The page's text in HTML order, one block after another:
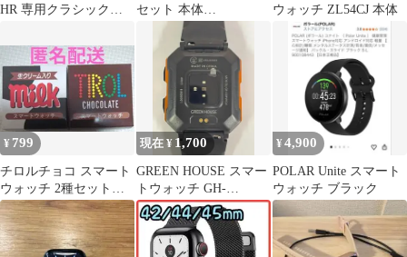
HR 専用クラシックバ
セット 本体
ULTRAWatch２
ウォッチ ZL54CJ 本体
¥ 799
チロルチョコ スマート
ウォッチ 2種セット
匿名配送 新品 最安
現在 ¥ 1,700
GREEN HOUSE スマー
トウォッチ GH-
SMWGA 本体
¥4,900
POLAR Unite スマート
ウォッチ ブラック